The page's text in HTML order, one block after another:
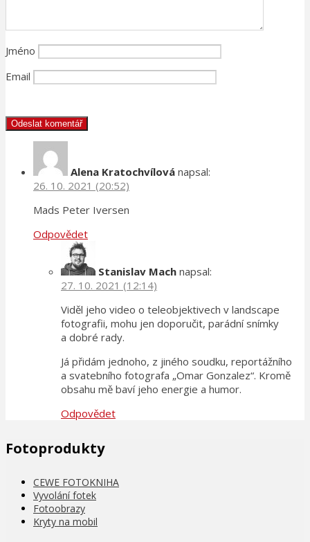
Jméno
Email
Alena Kratochvílová napsal:
26. 10. 2021 (20:52)
Mads Peter Iversen
Odpovědet
Stanislav Mach napsal:
27. 10. 2021 (12:14)
Viděl jeho video o teleobjektivech v landscape
fotografii, mohu jen doporučit, parádní snímky
a dobré rady.
Já přidám jednoho, z jiného soudku, reportážního
a svatebního fotografa „Omar Gonzalez“. Kromě
obsahu mě baví jeho energie a humor.
Odpovědet
Fotoprodukty
CEWE FOTOKNIHA
Vyvolání fotek
Fotoobrazy
Kryty na mobil